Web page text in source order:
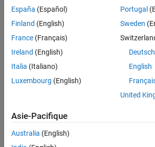
España (Español)
Finland (English)
France (Français)
Ireland (English)
Italia (Italiano)
Luxembourg (English)
Portugal
Sweden
Deutsch
English
United
Asie-Pacifique
Australia (English)